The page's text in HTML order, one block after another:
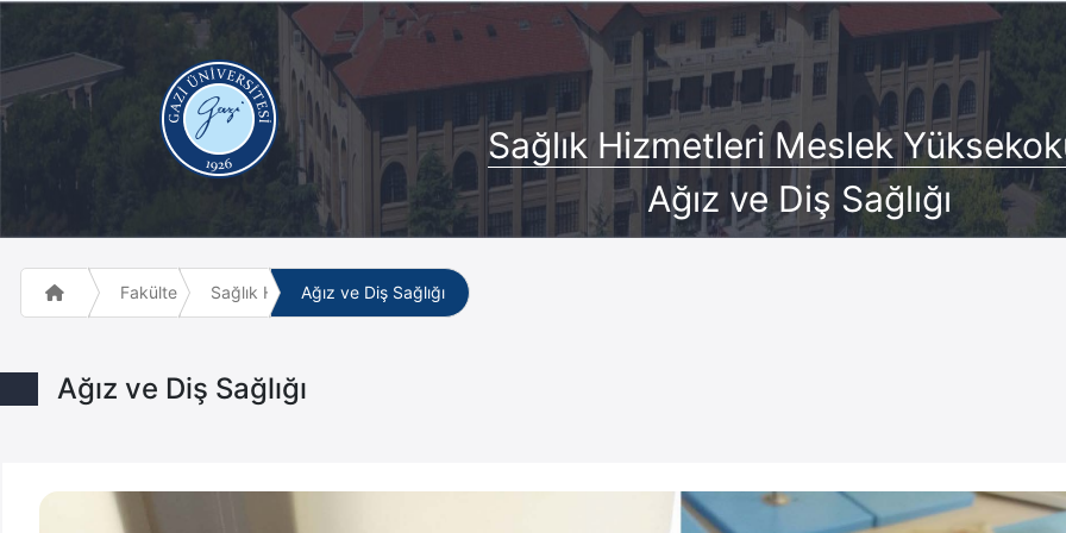
Sağlık Hizmetleri Meslek
Ağız ve Diş Sağlığı
Fakülte ve Meslek Yüksek Okulları
Sağlık Hizmetleri Meslek Yüksekokulu
Ağız ve Diş Sağlığı
Ağız ve Diş Sağlığı